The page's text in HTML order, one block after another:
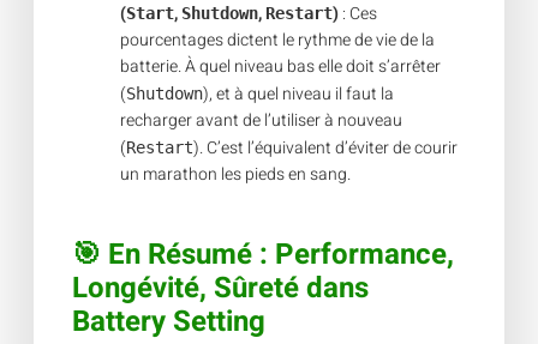
(Start, Shutdown, Restart): Ces
pourcentages dictent le rythme de vie de la
batterie. À quel niveau bas elle doit s’arrêter
(Shutdown), et à quel niveau il faut la
recharger avant de l’utiliser à nouveau
(Restart). C’est l’équivalent d’éviter de courir
un marathon les pieds en sang.
🎯 En Résumé : Performance,
Longévité, Sûretédans
Battery Setting